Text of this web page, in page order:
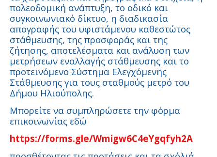
πολεοδομική ανάπτυξη, το οδικό και
συγκοινωνιακό δίκτυο, η διαδικασία
απογραφής του υφιστάμενου καθεστώτος
στάθμευσης, της προσφοράς και της
ζήτησης, αποτελέσματα και ανάλυση των
μετρήσεων εναλλαγής στάθμευσης και το
προτεινόμενο Σύστημα Ελεγχόμενης
Στάθμευσης για τους σταθμούς μετρό του
Δήμου Ηλιούπολης.
Μπορείτε να συμπληρώσετε την φόρμα
επικοινωνίας εδώ
https://forms.gle/Wmigw6C4eYgqfyh2A